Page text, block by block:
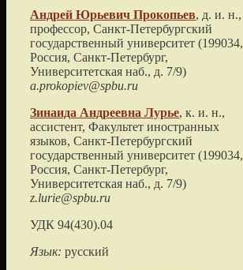
Андрей Юрьевич Прокопьев, д. и. н.,
профессор, Санкт-Петербургский
государственный университет (199034,
Россия, Санкт-Петербург,
Университетская наб., д. 7/9)
а.prokopiev@spbu.ru
Зинаида Андреевна Лурье, к. и. н.,
ассистент, Факультет иностранных
языков, Санкт-Петербургский
государственный университет (199034,
Россия, Санкт-Петербург,
Университетская наб., д. 7/9)
z.lurie@spbu.ru
УДК 94(430).04
Язык: русский